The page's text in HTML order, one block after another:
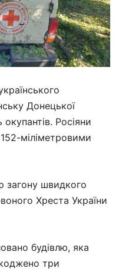
Донецької
Росіяни
152-міліметровими
загону швидкого
Хреста України
будівлю, яка
три